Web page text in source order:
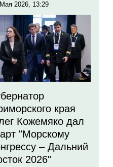
2026, 13:29
края
Кожемяко дал
"Морскому
– Дальний
2026"